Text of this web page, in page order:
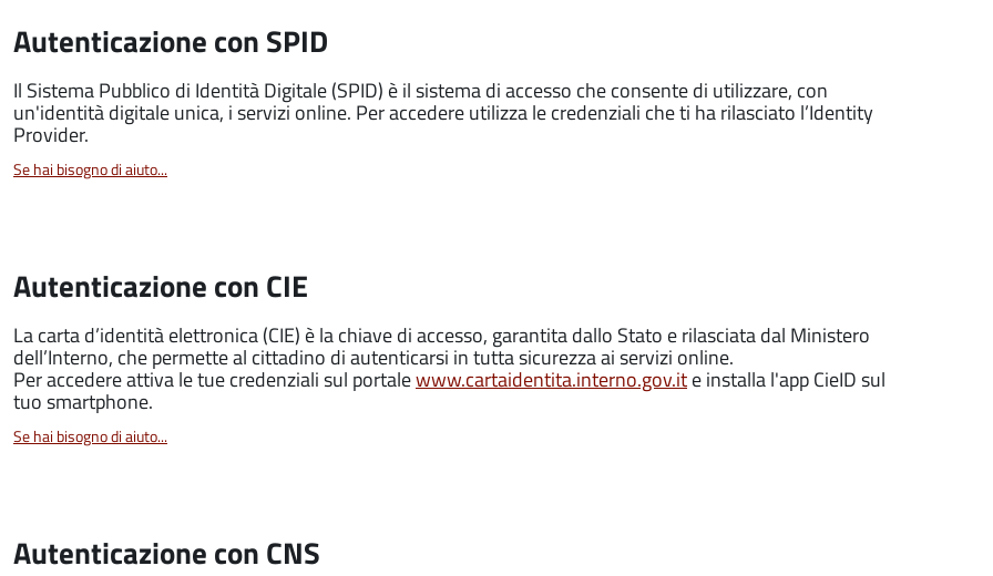
Autenticazione con SPID
Il Sistema Pubblico di Identità Digitale (SPID) è il sistema di accesso che consente di utilizzare, con
un'identità digitale unica, i servizi online. Per accedere utilizza le credenziali che ti ha rilasciato l’Identity
Provider.
Se hai bisogno di aiuto...
Autenticazione con CIE
La carta d’identità elettronica (CIE) è la chiave di accesso, garantita dallo Stato e rilasciata dal Ministero
dell’Interno, che permette al cittadino di autenticarsi in tutta sicurezza ai servizi online.
Per accedere attiva le tue credenziali sul portalewww.cartaidentita.interno.gov.ite installa l'app CieID sul
tuo smartphone.
Se hai bisogno di aiuto...
Autenticazione con CNS